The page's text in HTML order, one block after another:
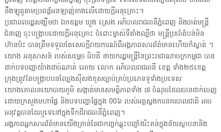
នឹងឡូតូតាមប្រពន្ធ័អនឡាញ់ខាងលើដោយក្តីអនុគ្រោះ។
ប្រជាពលរដ្ឋសង្ឃឹមថា ឯកឧត្តម ឃួង ស្រេង អភិបាលរាជធានីភ្នំពេញ និងចាត់មន្ត្រី
ជំនាញ ចុះបង្ក្រាបដោយក្តីអនុគ្រោះ ចំពោះម្ចាស់ទីតាំងល្បីថា មន្ត្រីប្រចាំតំបន់មិន
ហ៊ានប៉ះ បានត្រឹមទទួលតែសេចក្តីរាយការណ៍ពីអង្គភាពសារព័ត៌មានហើយក៏ស្ងាត់ ។
យោង អនុសាសន៍ របស់សម្តេច ធិបតី នាយករដ្ឋមន្ត្រីនៃព្រះរាជាណាចក្រកម្ពុជា បាន
ដាក់បទបញ្ជាយ៉ាងដាច់ណាត់ អោយ លោក អភិបាលរាជធានី ខេត្ត ទាំង២៥ខេត្ត
ក្រុងត្រូវតែបង្ក្រាបបនល្បែងស៊ីសងខុសច្បាប់គ្រប់ប្រភេទទូទាំងប្រទេស
យោងគោលនយោបាយភូមិ សង្កាត់មានសមត្ថិភាពទាំង ៧ ចំណុចដែលបានដាក់ចេញ
ដោយក្រសួងមហាផ្ទៃ និងបទបញ្ជាផ្ទៃក្នុង 00៦ របស់អគ្គស្នងការនគរបាលជាតិ អាច
អនុវត្តបានដែរឬទេនៅក្នុងទឹកដីរាជធានីភ្នំពេញ។
អង្គភាពអ្នកសារព័ត៌មានយើងគ្រាន់តែជាកញ្ចក់ឆ្លុះបញ្ចាំងរិះគន់ក្នុងន័យស្ថាបនានិង